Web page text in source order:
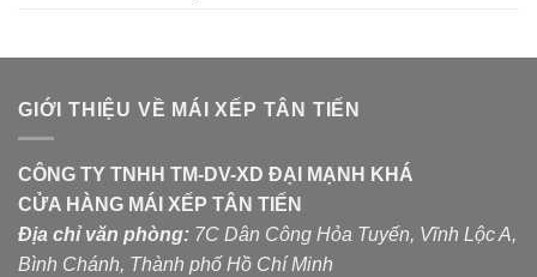
GIỚI THIỆU VỀ MÁI XẾP TÂN TIẾN
CÔNG TY TNHH TM-DV-XD ĐẠI MẠNH KHÁ
CỬA HÀNG MÁI XẾP TÂN TIẾN
Địa chỉ văn phòng: 7C Dân Công Hỏa Tuyến, Vĩnh Lộc A,
Bình Chánh, Thành phố Hồ Chí Minh